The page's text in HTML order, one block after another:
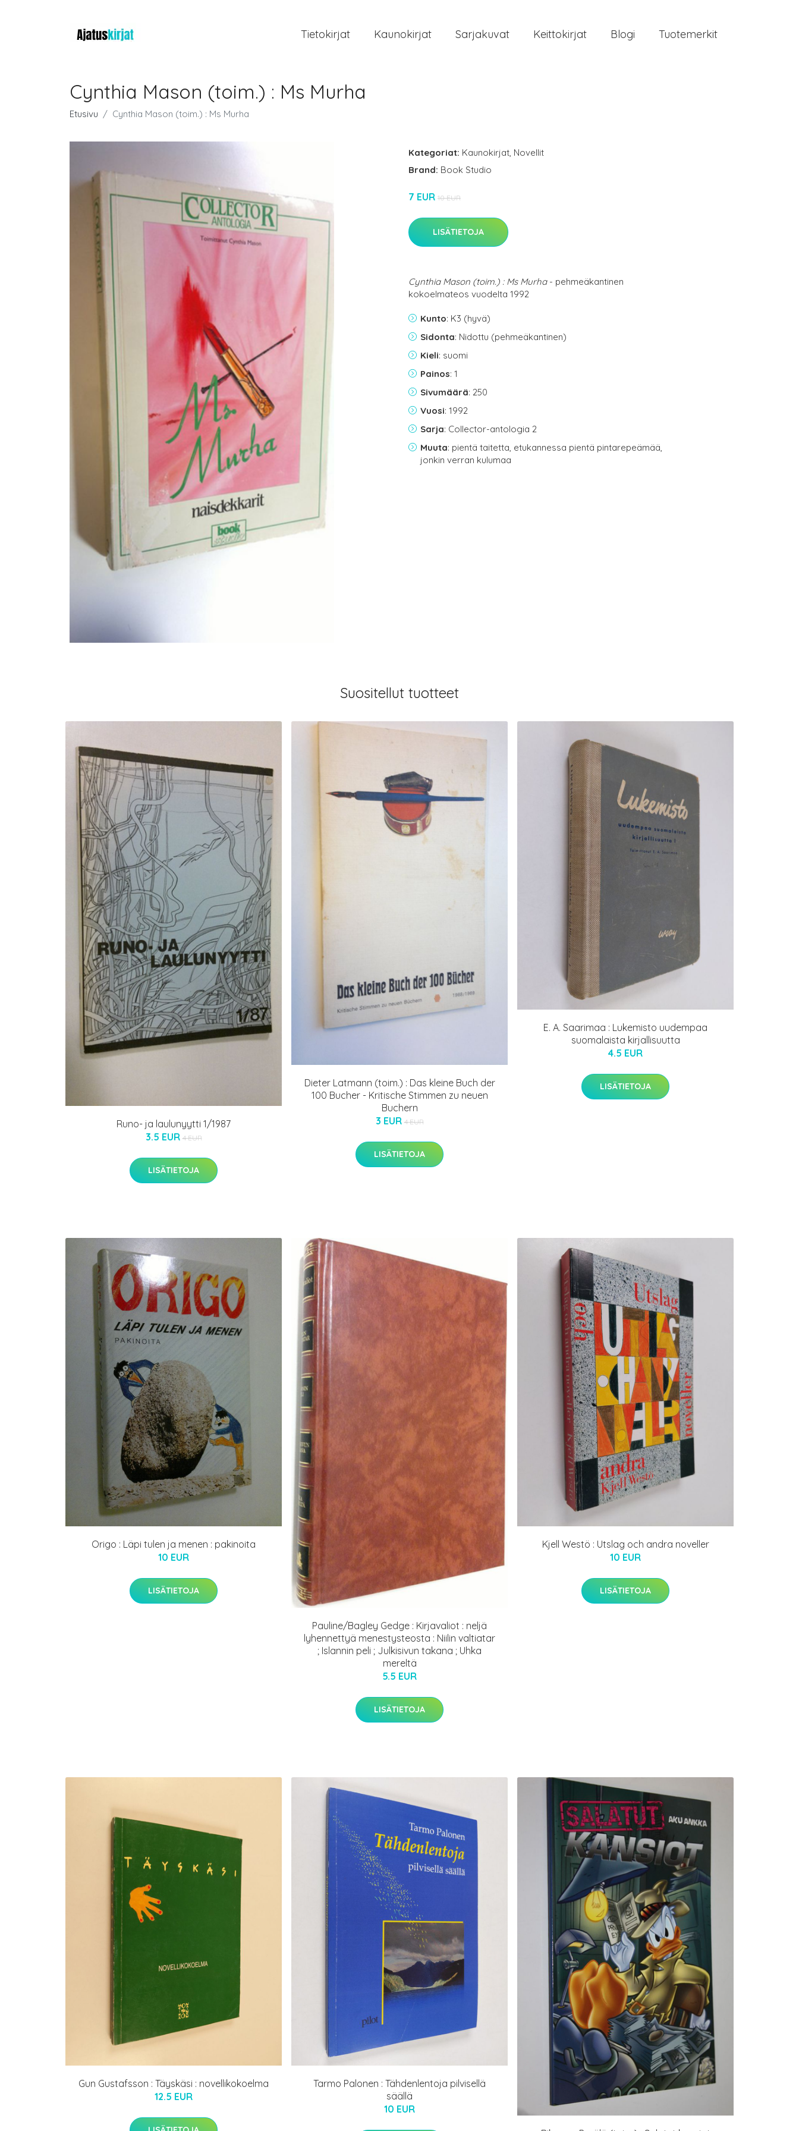
Tietokirjat Kaunokirjat Sarjakuvat Keittokirjat Blogi Tuotemerkit
Cynthia Mason (toim.) : Ms Murha
Etusivu Cynthia Mason (toim.) : Ms Murha
Kategoriat: Kaunokirjat, Novellit
Brand: Book Studio
7 EUR 10 EUR
LISÄTIETOJA
Cynthia Mason (toim.) : Ms Murha- pehmeäkantinen
kokoelmateos vuodelta 1992
Kunto: K3 (hyvä)
Sidonta: Nidottu (pehmeäkantinen)
Kieli: suomi
Painos: 1
Sivumäärä: 250
Vuosi: 1992
Sarja: Collector-antologia 2
Muuta: pientä taitetta, etukannessa pientä pintarepeämää,
jonkin verran kulumaa
Suositellut tuotteet
Runo- ja laulunyytti 1/1987
3.5 EUR 4 EUR
LISÄTIETOJA
Dieter Latmann (toim.) : Das kleine Buch der
100 Bucher - Kritische Stimmen zu neuen
Buchern
3 EUR 4 EUR
LISÄTIETOJA
E. A. Saarimaa : Lukemisto uudempaa
suomalaista kirjallisuutta
4.5 EUR
LISÄTIETOJA
Origo : Läpi tulen ja menen : pakinoita
10 EUR
LISÄTIETOJA
Pauline/Bagley Gedge : Kirjavaliot : neljä
lyhennettyä menestysteosta : Niilin valtiatar
; Islannin peli ; Julkisivun takana ; Uhka
mereltä
5.5 EUR
LISÄTIETOJA
Kjell Westö : Utslag och andra noveller
10 EUR
LISÄTIETOJA
Gun Gustafsson : Täyskäsi : novellikokoelma
12.5 EUR
Tarmo Palonen : Tähdenlentoja pilvisellä
säällä
10 EUR